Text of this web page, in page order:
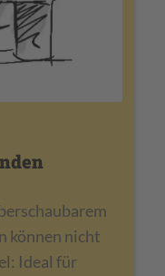
können nicht
Ideal für